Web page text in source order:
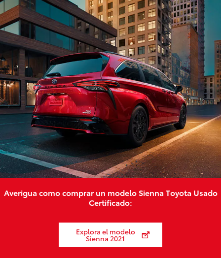
Averigua como comprar un modelo Sienna Toyota Usado
Certificado:
Explora el modelo
Sienna 2021